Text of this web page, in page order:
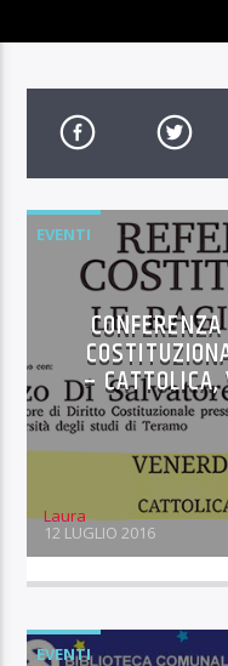
EVENTI
– CATTOLICA,
Laura
12 LUGLIO 2016
EVENTI